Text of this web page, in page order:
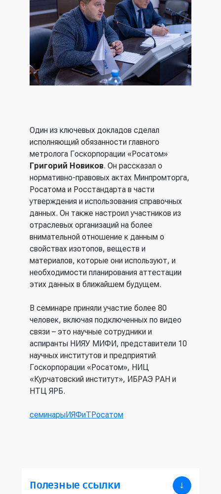
Один из ключевых докладов сделал
исполняющий обязанности главного
метролога Госкорпорации «Росатом»
Григорий Новиков. Он рассказал о
нормативно-правовых актах Минпромторга,
Росатома и Росстандарта в части
утверждения и использования справочных
данных. Он также настроил участников из
отраслевых организаций на более
внимательной отношение к данным о
свойствах изотопов, веществ и
материалов, которые они используют, и
необходимости планирования аттестации
этих данных в ближайшем будущем.
В семинаре приняли участие более 80
человек, включая подключенных по видео
связи – это научные сотрудники и
аспиранты НИЯУ МИФИ, представители 10
научных институтов и предприятий
Госкорпорации «Росатом», НИЦ
«Курчатовский институт», ИБРАЭ РАН и
НТЦ ЯРБ.
семинарыИЯФиТ Росатом
Полезные ссылки